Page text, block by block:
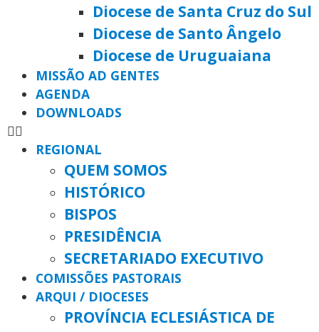
Diocese de Santa Cruz do Sul
Diocese de Santo Ângelo
Diocese de Uruguaiana
MISSÃO AD GENTES
AGENDA
DOWNLOADS
REGIONAL
QUEM SOMOS
HISTÓRICO
BISPOS
PRESIDÊNCIA
SECRETARIADO EXECUTIVO
COMISSÕES PASTORAIS
ARQUI / DIOCESES
PROVÍNCIA ECLESIÁSTICA DE